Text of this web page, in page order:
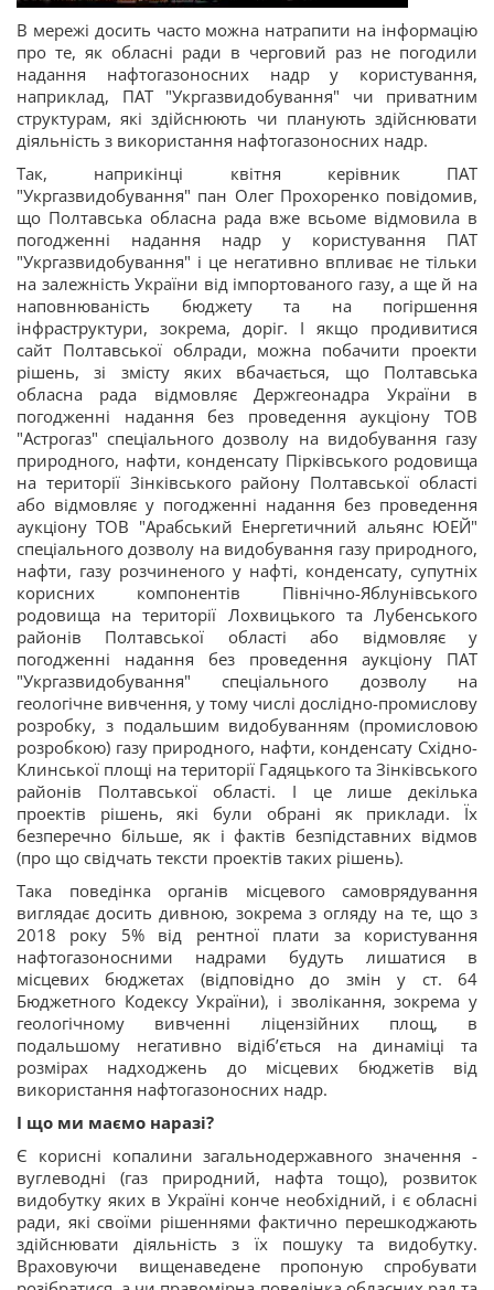
В мережі досить часто можна натрапити на інформацію
про те, як обласні ради в черговий раз не погодили
надання нафтогазоносних надр у користування,
наприклад, ПАТ "Укргазвидобування" чи приватним
структурам, які здійснюють чи планують здійснювати
діяльність з використання нафтогазоносних надр.
Так, наприкінці квітня керівник ПАТ
"Укргазвидобування" пан Олег Прохоренко повідомив,
що Полтавська обласна рада вже всьоме відмовила в
погодженні надання надр у користування ПАТ
"Укргазвидобування" і це негативно впливає не тільки
на залежність України від імпортованого газу, а ще й на
наповнюваність бюджету та на погіршення
інфраструктури, зокрема, доріг. І якщо продивитися
сайт Полтавської облради, можна побачити проекти
рішень, зі змісту яких вбачається, що Полтавська
обласна рада відмовляє Держгеонадра України в
погодженні надання без проведення аукціону ТОВ
"Астрогаз" спеціального дозволу на видобування газу
природного, нафти, конденсату Пірківського родовища
на території Зінківського району Полтавської області
або відмовляє у погодженні надання без проведення
аукціону ТОВ "Арабський Енергетичний альянс ЮЕЙ"
спеціального дозволу на видобування газу природного,
нафти, газу розчиненого у нафті, конденсату, супутніх
корисних компонентів Північно-Яблунівського
родовища на території Лохвицького та Лубенського
районів Полтавської області або відмовляє у
погодженні надання без проведення аукціону ПАТ
"Укргазвидобування" спеціального дозволу на
геологічне вивчення, у тому числі дослідно-промислову
розробку, з подальшим видобуванням (промисловою
розробкою) газу природного, нафти, конденсату Східно-
Клинської площі на території Гадяцького та Зінківського
районів Полтавської області. І це лише декілька
проектів рішень, які були обрані як приклади. Їх
безперечно більше, як і фактів безпідставних відмов
(про що свідчать тексти проектів таких рішень).
Така поведінка органів місцевого самоврядування
виглядає досить дивною, зокрема з огляду на те, що з
2018 року 5% від рентної плати за користування
нафтогазоносними надрами будуть лишатися в
місцевих бюджетах (відповідно до змін у ст. 64
Бюджетного Кодексу України), і зволікання, зокрема у
геологічному вивченні ліцензійних площ, в
подальшому негативно відіб’ється на динаміці та
розмірах надходжень до місцевих бюджетів від
використання нафтогазоносних надр.
І що ми маємо наразі?
Є корисні копалини загальнодержавного значення -
вуглеводні (газ природний, нафта тощо), розвиток
видобутку яких в Україні конче необхідний, і є обласні
ради, які своїми рішеннями фактично перешкоджають
здійснювати діяльність з їх пошуку та видобутку.
Враховуючи вищенаведене пропоную спробувати